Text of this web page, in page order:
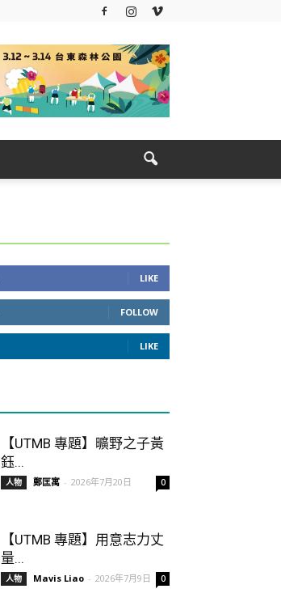
LIKE
FOLLOW
LIKE
【UTMB 專題】曠野之子黃
鈺...
人物 鄭匡寓 - 2026年7月20日 0
【UTMB 專題】用意志力丈
量...
人物 Mavis Liao - 2026年7月9日 0